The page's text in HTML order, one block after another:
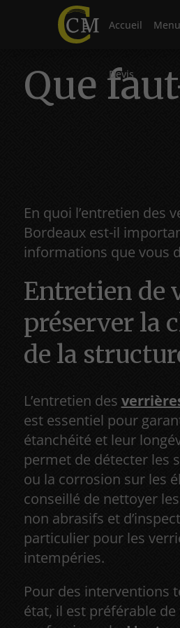
Accueil
Devis
Que
En quoi l’entretien des
Bordeaux est-il
informations que vous
Entretien de
préserver la
de la
L’entretien des
est essentiel pour
étanchéité et leur
permet de détecter les
ou la corrosion sur les
conseillé de nettoyer
non abrasifs et
particulier pour les
intempéries.
Pour des interventions
état, il est préférable